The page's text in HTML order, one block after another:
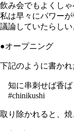
飲み会でもよくし
私は早々にパワー
議論していたらしい
●オープニング
下記のように書かれ
知に串刺せば香ば
#chinikushi
取り除かれると、